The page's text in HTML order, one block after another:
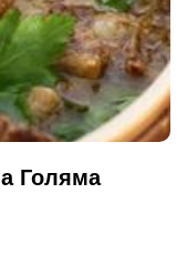
Голяма